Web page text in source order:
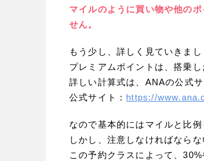
マイルのように買い物や他の
せん。
もう少し、詳しく見ていきまし
プレミアムポイントは、搭乗
詳しい計算式は、ANAの公式
公式サイト： https://
なので基本的にはマイルと比
しかし、注意しなければなら
この予約クラスによって、